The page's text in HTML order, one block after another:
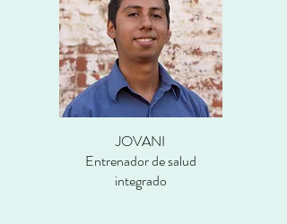
JOVANI
Entrenador de salud
integrado